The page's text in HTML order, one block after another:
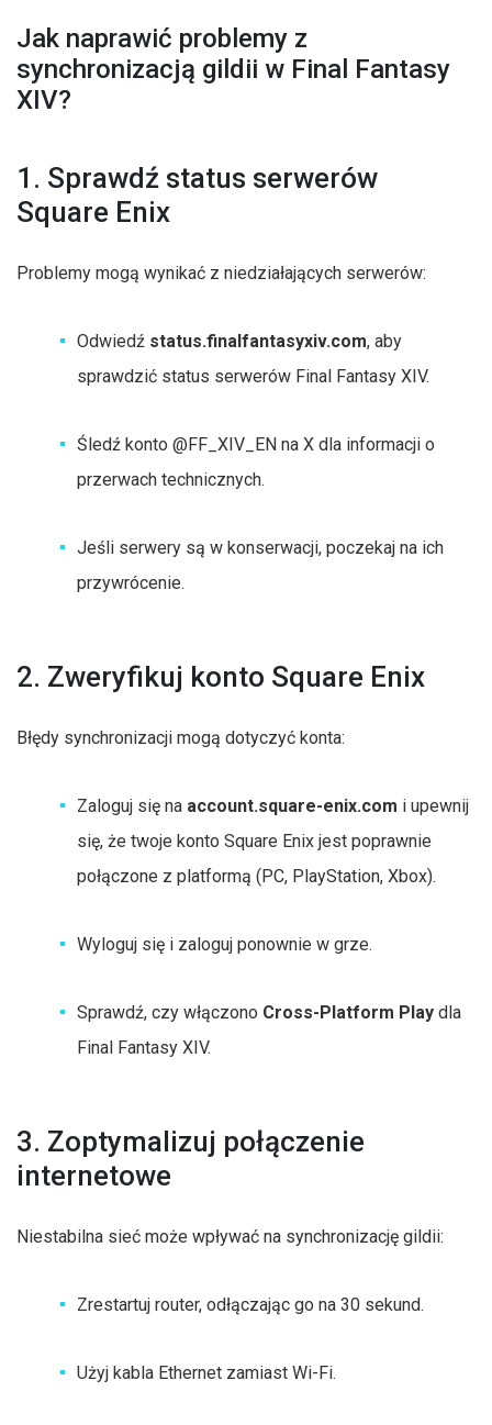
Jak naprawić problemy z
synchronizacją gildii w Final Fantasy
XIV?
1. Sprawdź status serwerów
Square Enix
Problemy mogą wynikać z niedziałających serwerów:
Odwiedź status.finalfantasyxiv.com, aby
sprawdzić status serwerów Final Fantasy XIV.
Śledź konto @FF_XIV_EN na X dla informacji o
przerwach technicznych.
Jeśli serwery są w konserwacji, poczekaj na ich
przywrócenie.
2. Zweryfikuj konto Square Enix
Błędy synchronizacji mogą dotyczyć konta:
Zaloguj się na account.square-enix.com i upewnij
się, że twoje konto Square Enix jest poprawnie
połączone z platformą (PC, PlayStation, Xbox).
Wyloguj się i zaloguj ponownie w grze.
Sprawdź, czy włączono Cross-Platform Play dla
Final Fantasy XIV.
3. Zoptymalizuj połączenie
internetowe
Niestabilna sieć może wpływać na synchronizację gildii:
Zrestartuj router, odłączając go na 30 sekund.
Użyj kabla Ethernet zamiast Wi-Fi.